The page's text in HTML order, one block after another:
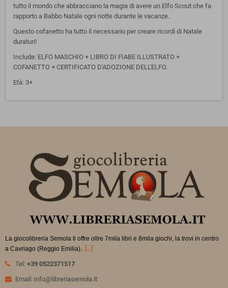
tutto il mondo che abbracciano la magia di avere un Elfo Scout che fa
rapporto a Babbo Natale ogni notte durante le vacanze.
Questo cofanetto ha tutto il necessario per creare ricordi di Natale
duraturi!
Include: ELFO MASCHIO + LIBRO DI FIABE ILLUSTRATO +
COFANETTO + CERTIFICATO D'ADOZIONE DELL'ELFO.
Età: 3+
La giocolibreria Semola ti offre oltre 7mila libri e 8mila giochi, la trovi in centro
a Cavriago (Reggio Emilia). . [...]
Tel: +39 0522371517
Email: info@libreriasemola.it